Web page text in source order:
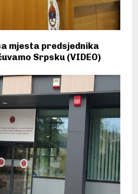
mjesta predsjednika
Srpsku (VIDEO)